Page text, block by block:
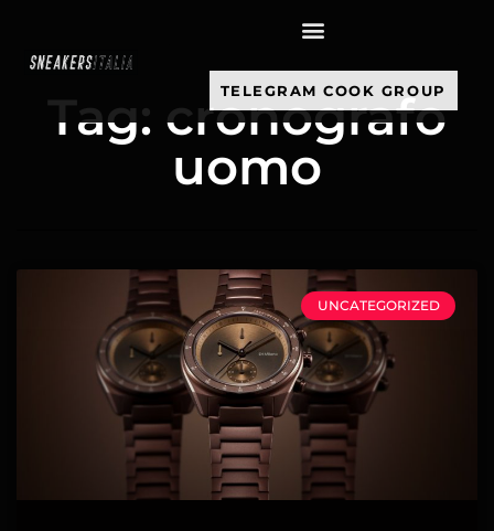
TELEGRAM COOK GROUP
Tag: cronografo
uomo
UNCATEGORIZED